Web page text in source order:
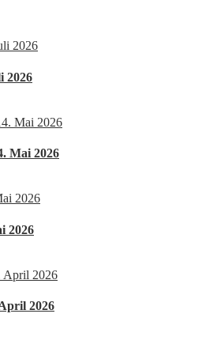
2026
Mai 2026
2026
2026